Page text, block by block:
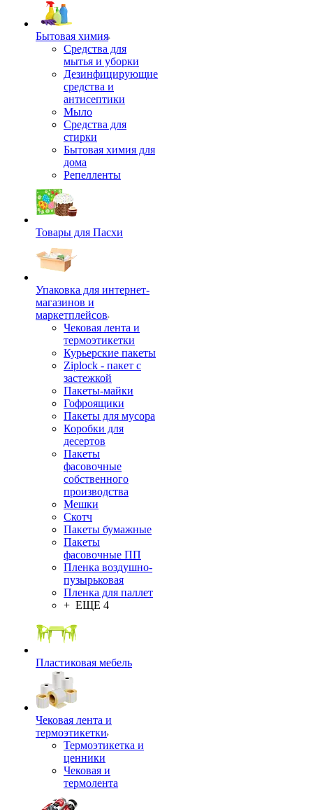
Бытовая химия
Средства для
мытья и уборки
Дезинфицирующие
средства и
антисептики
Мыло
Средства для
стирки
Бытовая химия для
дома
Репелленты
Товары для Пасхи
Упаковка для интернет-
магазинов и
маркетплейсов
Чековая лента и
термоэтикетки
Курьерские пакеты
Ziplock - пакет с
застежкой
Пакеты-майки
Гофроящики
Пакеты для мусора
Коробки для
десертов
Пакеты
фасовочные
собственного
производства
Мешки
Скотч
Пакеты бумажные
Пакеты
фасовочные ПП
Пленка воздушно-
пузырьковая
Пленка для паллет
+ ЕЩЕ 4
Пластиковая мебель
Чековая лента и
термоэтикетки
Термоэтикетка и
ценники
Чековая и
термолента